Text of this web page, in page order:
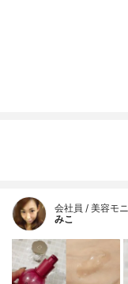
会社員 / 美容モ
みこ